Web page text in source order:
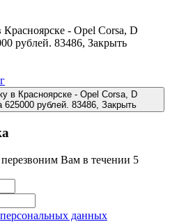
Вам в течении 5
персональных данных